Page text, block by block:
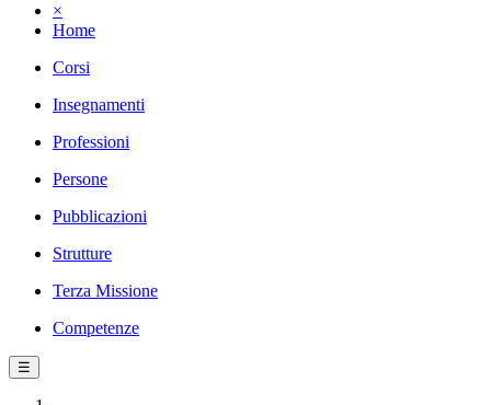
×
Home
Corsi
Insegnamenti
Professioni
Persone
Pubblicazioni
Strutture
Terza Missione
Competenze
☰